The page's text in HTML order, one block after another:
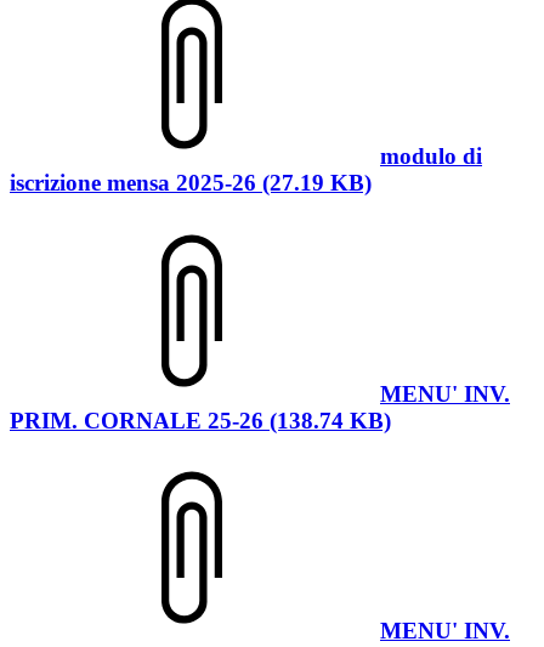
modulo di
iscrizione mensa 2025-26 (27.19 KB)
MENU' INV.
PRIM. CORNALE 25-26 (138.74 KB)
MENU' INV.